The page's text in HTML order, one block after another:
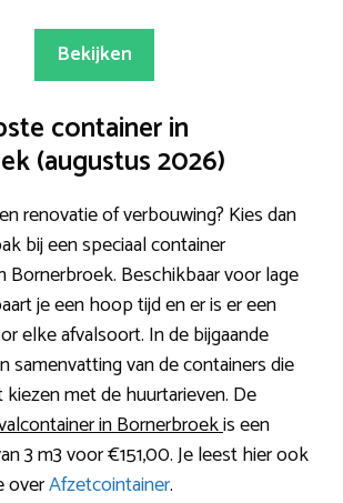
Bekijken
container in
(augustus 2026)
renovatie of verbouwing? Kies dan
bij een speciaal container
Bornerbroek. Beschikbaar voor lage
je een hoop tijd en er is er een
elke afvalsoort. In de bijgaande
samenvatting van de containers die
met de huurtarieven. De
in Bornerbroekis een
3 m3 voor €151,00. Je leest hier ook
overAfzetcointainer.